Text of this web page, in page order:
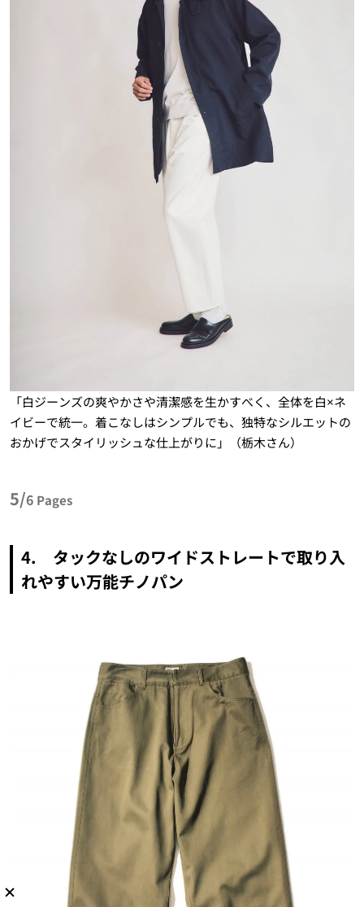
「白ジーンズの爽やかさや清潔感を生かすべく、全体を白×ネ
イビーで統一。着こなしはシンプルでも、独特なシルエットの
おかげでスタイリッシュな仕上がりに」（栃木さん）
5/6 Pages
4. タックなしのワイドストレートで取り入
れやすい万能チノパン